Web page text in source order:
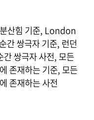
산힘 기준, London
쌍극자 기준, 런던
간 쌍극자 사전, 모든
존재하는 기준, 모든
존재하는 사전